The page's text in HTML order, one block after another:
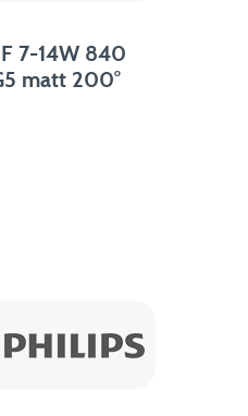
7-14W 840
matt 200°